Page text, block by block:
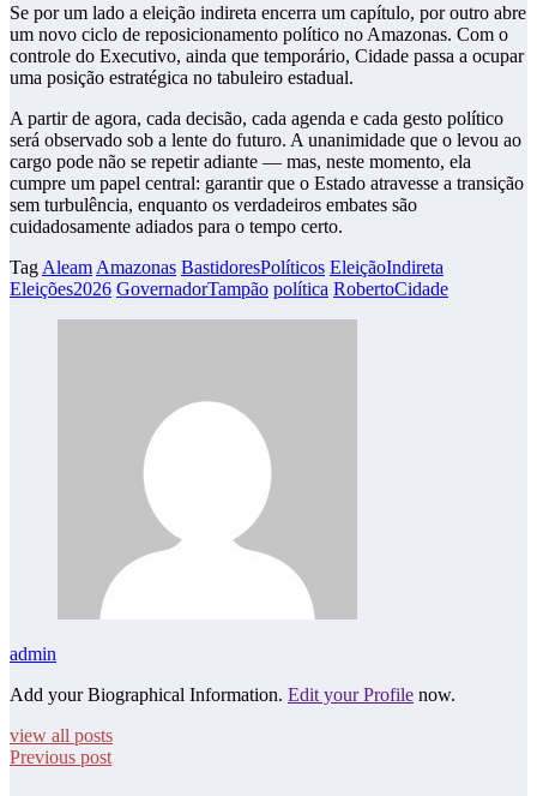
Se por um lado a eleição indireta encerra um capítulo, por outro abre
um novo ciclo de reposicionamento político no Amazonas. Com o
controle do Executivo, ainda que temporário, Cidade passa a ocupar
uma posição estratégica no tabuleiro estadual.
A partir de agora, cada decisão, cada agenda e cada gesto político
será observado sob a lente do futuro. A unanimidade que o levou ao
cargo pode não se repetir adiante — mas, neste momento, ela
cumpre um papel central: garantir que o Estado atravesse a transição
sem turbulência, enquanto os verdadeiros embates são
cuidadosamente adiados para o tempo certo.
Tag Aleam Amazonas BastidoresPolíticos EleiçãoIndireta
Eleições2026 GovernadorTampão política RobertoCidade
admin
Add your Biographical Information. Edit your Profile now.
view all posts
Previous post